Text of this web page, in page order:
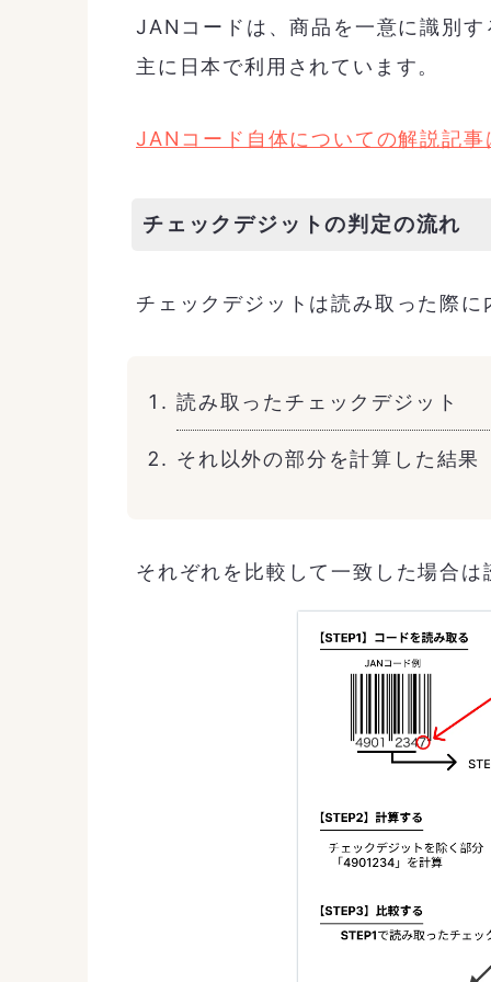
JANコードは、商品を一意に識別
主に日本で利用されています。
JANコード自体についての解説記事
チェックデジットの判定の流れ
チェックデジットは読み取った際
読み取ったチェックデジット
それ以外の部分を計算した結果
それぞれを比較して一致した場合